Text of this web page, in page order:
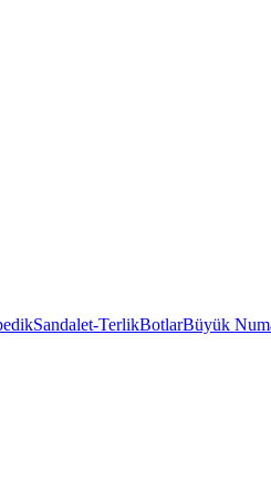
Sandalet-TerlikBotlarBüyük